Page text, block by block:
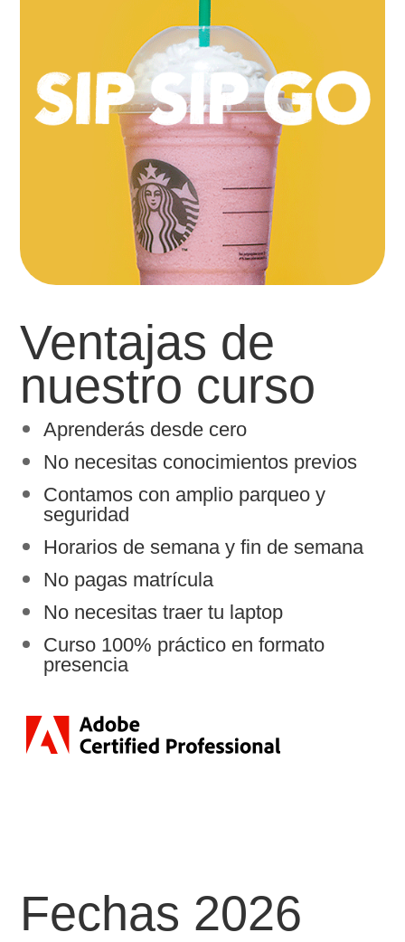
Ventajas de
nuestro curso
Aprenderás desde cero
No necesitas conocimientos previos
Contamos con amplio parqueo y
seguridad
Horarios de semana y fin de semana
No pagas matrícula
No necesitas traer tu laptop
Curso 100% práctico en formato
presencia
Fechas 2026